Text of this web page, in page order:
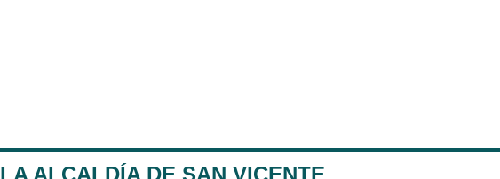
LA ALCALDÍA DE SAN VICENTE